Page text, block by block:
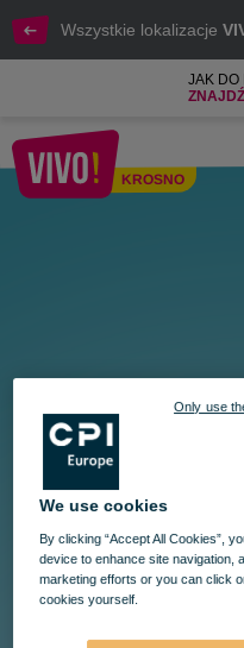
Wszystkie lokalizacje
JAK DO
KROSNO
Słodki Dzień Dziecka w VIVO!
We use cookies
By clicking “Accept All Cookies”,
device to enhance site navigation,
marketing efforts or you can click
cookies yourself.
Only use